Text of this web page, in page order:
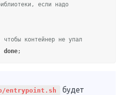
если надо
контейнер не упал
done
entrypoint.sh
будет